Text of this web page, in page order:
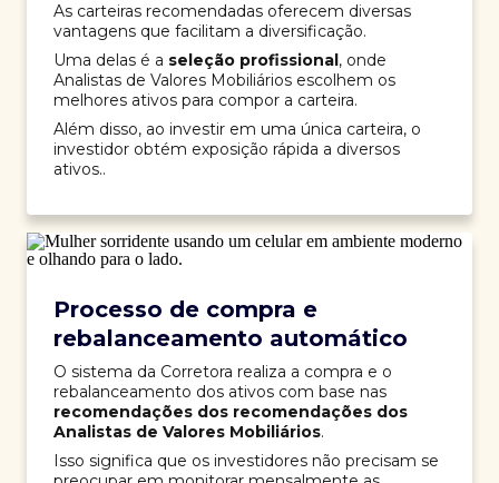
As carteiras recomendadas oferecem diversas
vantagens que facilitam a diversificação.
Uma delas é a seleção profissional, onde
Analistas de Valores Mobiliários escolhem os
melhores ativos para compor a carteira.
Além disso, ao investir em uma única carteira, o
investidor obtém exposição rápida a diversos
ativos..
Processo de compra e
rebalanceamento automático
O sistema da Corretora realiza a compra e o
rebalanceamento dos ativos com base nas
recomendações dos recomendações dos
Analistas de Valores Mobiliários.
Isso significa que os investidores não precisam se